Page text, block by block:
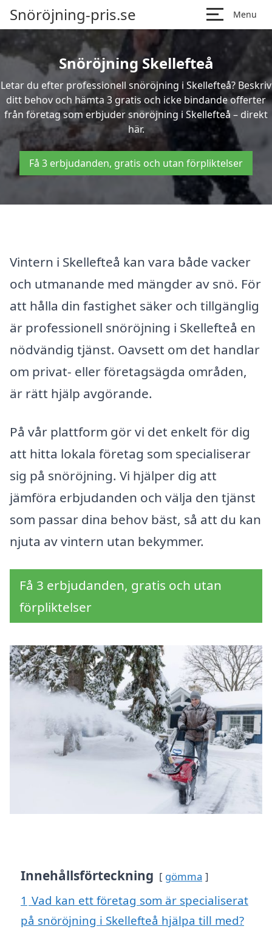
Snöröjning-pris.se Menu
Snöröjning Skellefteå
Letar du efter professionell snöröjning i Skellefteå? Beskriv
ditt behov och hämta 3 gratis och icke bindande offerter
från företag som erbjuder snöröjning i Skellefteå – direkt
här.
Få 3 erbjudanden, gratis och utan förpliktelser
Vintern i Skellefteå kan vara både vacker
och utmanande med mängder av snö. För
att hålla din fastighet säker och tillgänglig
är professionell snöröjning i Skellefteå en
nödvändig tjänst. Oavsett om det handlar
om privat- eller företagsägda områden,
är rätt hjälp avgörande.
På vår plattform gör vi det enkelt för dig
att hitta lokala företag som specialiserar
sig på snöröjning. Vi hjälper dig att
jämföra erbjudanden och välja den tjänst
som passar dina behov bäst, så att du kan
njuta av vintern utan bekymmer.
Få 3 erbjudanden, gratis och utan
förpliktelser
Innehållsförteckning gömma
1 Vad kan ett företag som är specialiserat
på snöröjning i Skellefteå hjälpa till med?